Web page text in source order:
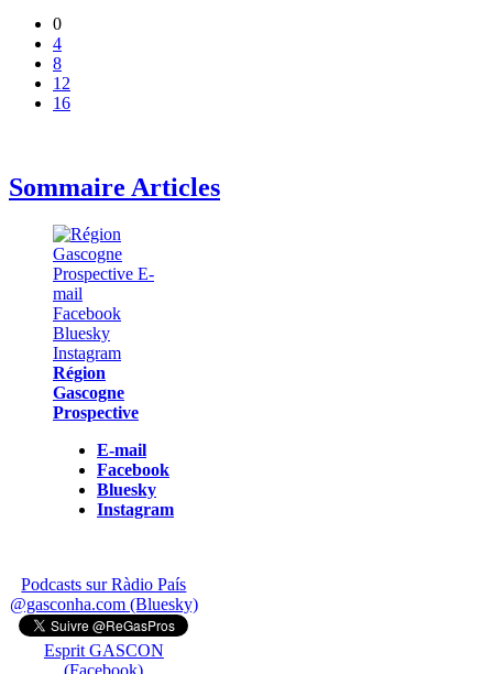
0
4
8
12
16
Sommaire Articles
Région
Gascogne
Prospective
E-mail
Facebook
Bluesky
Instagram
Podcasts sur Ràdio País
@gasconha.com (Bluesky)
Esprit GASCON
(Facebook)